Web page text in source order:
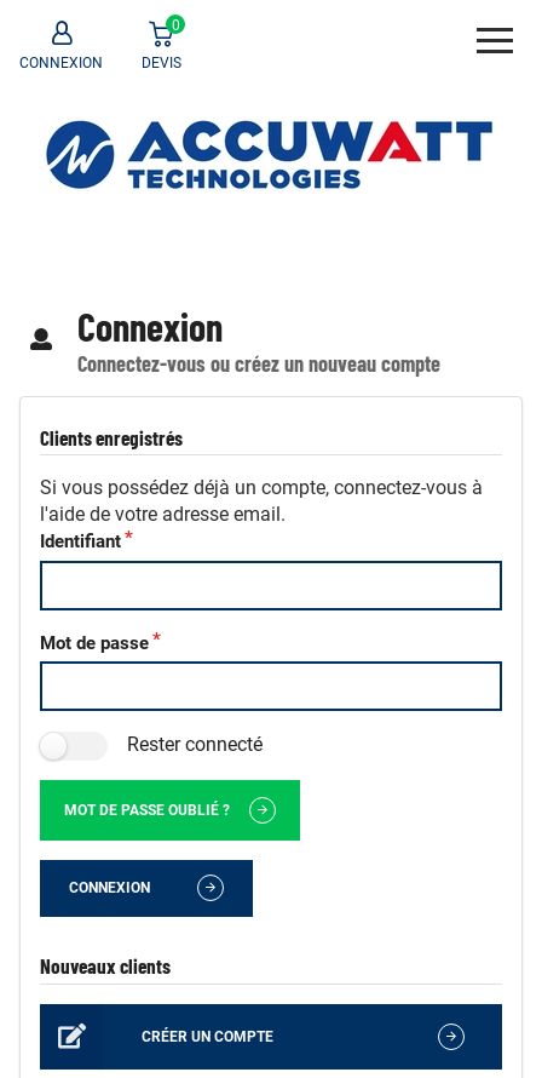
CONNEXION
0
DEVIS
Connexion
Connectez-vous ou créez un nouveau compte
Clients enregistrés
Si vous possédez déjà un compte, connectez-vous à
l'aide de votre adresse email.
Identifiant
Mot de passe
Rester connecté
MOT DE PASSE OUBLIÉ ?
CONNEXION
Nouveaux clients
CRÉER UN COMPTE